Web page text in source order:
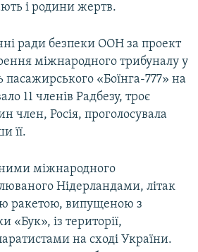
і родини жертв.
ради безпеки ООН за проект
міжнародного трибуналу у
пасажирського «Боїнга-777» на
11 членів Радбезу, троє
член, Росія, проголосувала
її.
міжнародного
Нідерландами, літак
ракетою, випущеною з
«Бук», із території,
на сході України.